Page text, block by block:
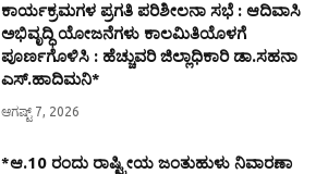
ಕಾರ್ಯಕ್ರಮಗಳ ಪ್ರಗತಿ ಪರಿಶೀಲನಾ ಸಭೆ : ಆದಿವಾಸಿ
ಅಭಿವೃದ್ಧಿ ಯೋಜನೆಗಳು ಕಾಲಮಿತಿಯೊಳಗೆ
ಪೂರ್ಣಗೊಳಿಸಿ : ಹೆಚ್ಚುವರಿ ಜಿಲ್ಲಾಧಿಕಾರಿ ಡಾ.ಸಹನಾ
ಎಸ್.ಹಾದಿಮನಿ*
ಆಗಷ್ಟ್ 7, 2026
*ಆ.10 ರಂದು ರಾಷ್ಟ್ರೀಯ ಜಂತುಹುಳು ನಿವಾರಣಾ